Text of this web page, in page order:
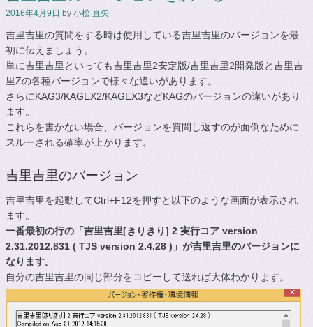
2016年4月9日 by 小松 直矢
吉里吉里の質問をする時は使用している吉里吉里のバージョンを最
初に伝えましょう。
単に吉里吉里といっても吉里吉里2安定版/吉里吉里2開発版と吉里吉
里Zの各種バージョンで様々な違いがあります。
さらにKAG3/KAGEX2/KAGEX3などKAGのバージョンの違いがあり
ます。
これらを書かない場合、バージョンを質問し返すのが面倒なために
スルーされる確率が上がります。
吉里吉里のバージョン
吉里吉里を起動してCtrl+F12を押すと以下のような画面が表示され
ます。
一番最初の行の「吉里吉里[きりきり] 2 実行コア version
2.31.2012.831 ( TJS version 2.4.28 )」が吉里吉里のバージョンに
なります。
自分の吉里吉里の同じ部分をコピーして送れば大体わかります。